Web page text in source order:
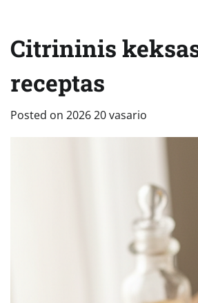
Citrininis
receptas
Posted on 2026 20 vasario